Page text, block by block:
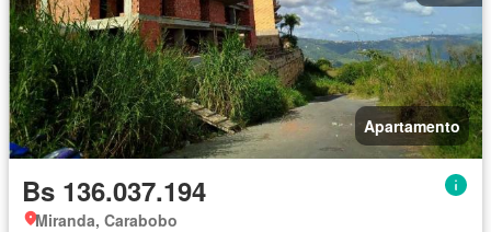
Apartamento
Bs 136.037.194
Miranda, Carabobo